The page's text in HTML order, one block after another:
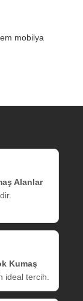
mobilya
Alanlar
Kumaş
ideal tercih.